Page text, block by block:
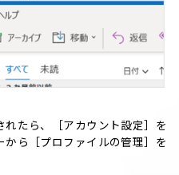
れたら、［アカウント設定］を
ら［プロファイルの管理］を